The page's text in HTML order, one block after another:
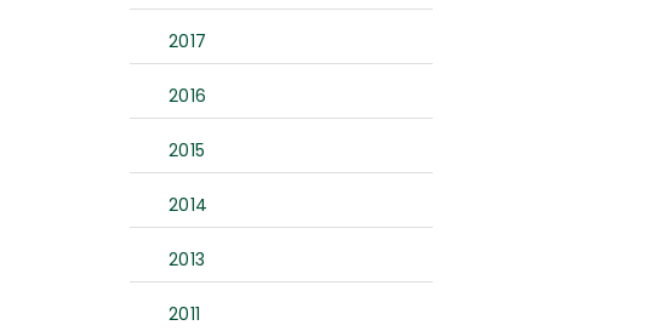
2017
2016
2015
2014
2013
2011